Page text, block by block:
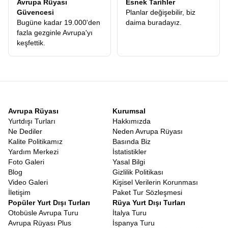
gördüğünüzde, bir güne ne kadar çok anı sığdırabildiğinize
şaşıracaksınız.
En Uygun İskandinavya Turları
Seyahat planlarken uygun fiyat kavramı bazen yanıltıcı olabilir. En
fiyat ile sunulan hizmetin kalitesinin dengelendiği turlardır. Avrupa
olmamızın sebebi hizmetten kısmamız değil, operasyonel
gücümüz ve katılımcılarımıza sunduğumuz her şey dahil ekstra
turlar avantajıdır. Başka bir firmayla gittiğinizde, turun üzerine
ekleyeceğiniz ekstra tur maliyetleri, Avrupa Rüyasında fiyata
dahildir. Bu matematik yapıldığında, aslında en lüks hizmeti en
ulaşılabilir rakamlara aldığınızı göreceksiniz.
Fiyatları
karşılaştırması yaparken, mutlaka fiyata dahil olan
hizmetleri kalem kalem incelemelisiniz.
İskandinavya En İyi Turlar
Gezgin yorumları, sosyal medya geri dönüşleri ve tekrar eden
müşteri oranı. Tüm bu veriler gösteriyor kiİskandinavya En İyi
Turlarlistesinde Avrupa Rüyası her zaman zirveye oynamaktadır.
Avrupa Rüyası
Güvencesi
Bugüne kadar 19.000'den
fazla gezginle Avrupa'yı
keşfettik.
Esnek Tarihler
Planlar değişebilir, biz
daima buradayız.
Avrupa Rüyası
Yurtdışı Turları
Ne Dediler
Kalite Politikamız
Yardım Merkezi
Foto Galeri
Blog
Video Galeri
İletişim
Kurumsal
Hakkımızda
Neden Avrupa Rüyası
Basında Biz
İstatistikler
Yasal Bilgi
Gizlilik Politikası
Kişisel Verilerin Korunması
Paket Tur Sözleşmesi
Popüler Yurt Dışı Turları
Otobüsle Avrupa Turu
Avrupa Rüyası Plus
Rüya Yurt Dışı Turları
İtalya Turu
İspanya Turu